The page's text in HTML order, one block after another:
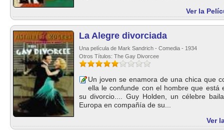
Ver la
La Alegre divorciada
Una película de Mark Sandrich - Comedia - 1934
Otros Títulos: The Gay Divorcee
Un joven se enamora de una chica que
ella le confunde con el hombre que está
su divorcio.... Guy Holden, un célebre
Europa en compañía de su...
Ver